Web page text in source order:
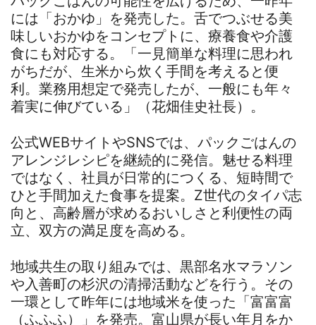
には「おかゆ」を発売した。舌でつぶせる美
味しいおかゆをコンセプトに、療養食や介護
食にも対応する。「一見簡単な料理に思われ
がちだが、生米から炊く手間を考えると便
利。業務用想定で発売したが、一般にも年々
着実に伸びている」（花畑佳史社長）。
公式WEBサイトやSNSでは、パックごはんの
アレンジレシピを継続的に発信。魅せる料理
ではなく、社員が日常的につくる、短時間で
ひと手間加えた食事を提案。Z世代のタイパ志
向と、高齢層が求めるおいしさと利便性の両
立、双方の満足度を高める。
地域共生の取り組みでは、黒部名水マラソン
や入善町の杉沢の清掃活動などを行う。その
一環として昨年には地域米を使った「富富富
（ふふふ）」を発売。富山県が長い年月をか